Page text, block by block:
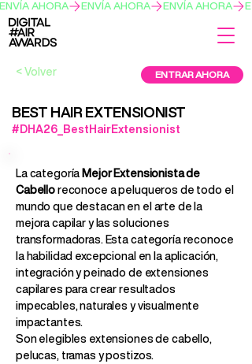
ENVÍA AHORA
< Volver ENTRAR AHORA
BEST HAIR EXTENSIONIST
#DHA26_BestHairExtensionist
La categoríaMejor Extensionista de
Cabelloreconoce a peluqueros de todo el
mundo que destacan en el arte de la
mejora capilar y las soluciones
transformadoras. Esta categoría reconoce
la habilidad excepcional en la aplicación,
integración y peinado de extensiones
capilares para crear resultados
impecables, naturales y visualmente
impactantes.
Son elegibles extensiones de cabello,
pelucas, tramas y postizos.